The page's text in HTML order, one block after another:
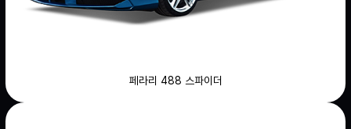
페라리 488 스파이더